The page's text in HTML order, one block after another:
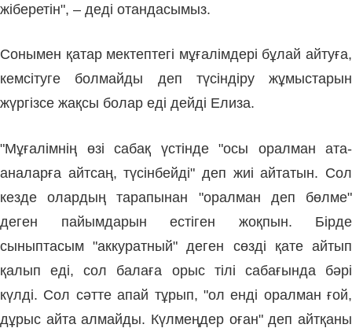
жіберетін", – деді отандасымыз.
Сонымен қатар мектептегі мұғалімдері бұлай айтуға,
кемсітуге болмайды деп түсіндіру жұмыстарын
жүргізсе жақсы болар еді дейді Елиза.
"Мұғалімнің өзі сабақ үстінде "осы оралман ата-
аналарға айтсаң, түсінбейді" деп жиі айтатын. Сол
кезде олардың тарапынан "оралман деп бөлме"
деген пайымдарын естіген жоқпын. Бірде
сыныптасым "аккуратный" деген сөзді қате айтып
қалып еді, сол балаға орыс тілі сабағында бәрі
күлді. Сол сәтте апай тұрып, "ол енді оралман ғой,
дұрыс айта алмайды. Күлмеңдер оған" деп айтқаны